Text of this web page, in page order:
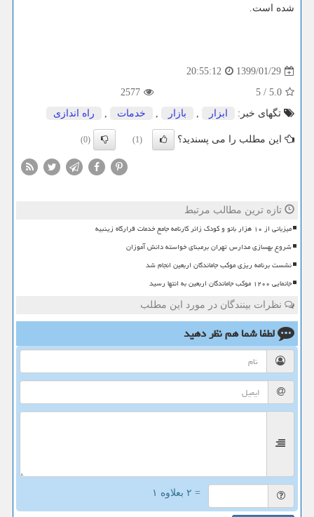
شده است.
1399/01/29
20:55:12
5.0
/
5
2577
تگهای خبر:
ابزار , بازار , خدمات , راه اندازی
این مطلب را می پسندید؟ (1)
(0)
تازه ترین مطالب مرتبط
میزبانی از ۱۰ هزار بانو و کودک زائر کارنامه جامع خدمات قرارگاه زینبیه
شروع بهسازی مدارس تهران برمبنای خواسته دانش آموزان
نشست برنامه ریزی موکب جاماندگان اربعین انجام شد
جانمایی ۱۲۰۰ موکب جاماندگان اربعین به انتها رسید
نظرات بینندگان در مورد این مطلب
لطفا شما همنظر دهید
= ۲ بعلاوه ۱